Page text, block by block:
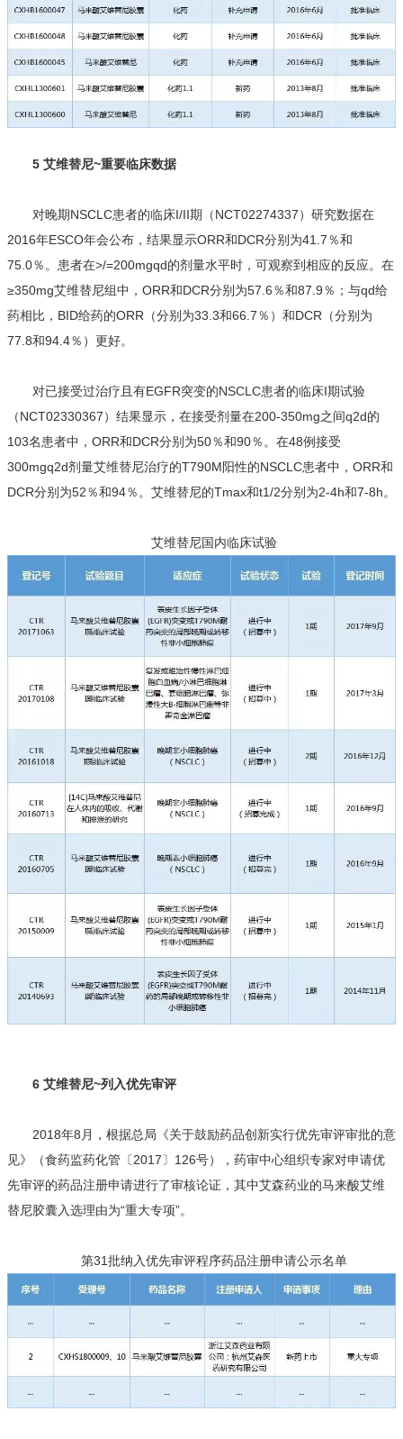
5 艾维替尼~重要临床数据
对晚期NSCLC患者的临床I/II期（NCT02274337）研究数据在
2016年ESCO年会公布，结果显示ORR和DCR分别为41.7％和
75.0％。患者在>/=200mgqd的剂量水平时，可观察到相应的反应。在
≥350mg艾维替尼组中，ORR和DCR分别为57.6％和87.9％；与qd给
药相比，BID给药的ORR（分别为33.3和66.7％）和DCR（分别为
77.8和94.4％）更好。
对已接受过治疗且有EGFR突变的NSCLC患者的临床I期试验
（NCT02330367）结果显示，在接受剂量在200-350mg之间q2d的
103名患者中，ORR和DCR分别为50％和90％。在48例接受
300mgq2d剂量艾维替尼治疗的T790M阳性的NSCLC患者中，ORR和
DCR分别为52％和94％。艾维替尼的Tmax和t1/2分别为2-4h和7-8h。
艾维替尼国内临床试验
6 艾维替尼~列入优先审评
2018年8月，根据总局《关于鼓励药品创新实行优先审评审批的意
见》（食药监药化管〔2017〕126号），药审中心组织专家对申请优
先审评的药品注册申请进行了审核论证，其中艾森药业的马来酸艾维
替尼胶囊入选理由为“重大专项”。
第31批纳入优先审评程序药品注册申请公示名单